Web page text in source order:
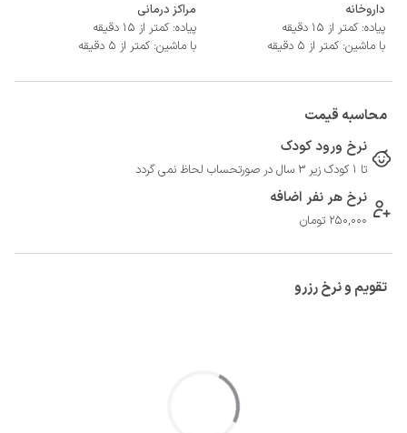
داروخانه
پیاده: کمتر از 15 دقیقه
با ماشین: کمتر از 5 دقیقه
مراکز درمانی
پیاده: کمتر از 15 دقیقه
با ماشین: کمتر از 5 دقیقه
محاسبه قیمت
نرخ ورود کودک
تا 1 کودک زیر 3 سال در صورتحساب لحاظ نمی گردد
نرخ هر نفر اضافه
250,000 تومان
تقویم و نرخ رزرو